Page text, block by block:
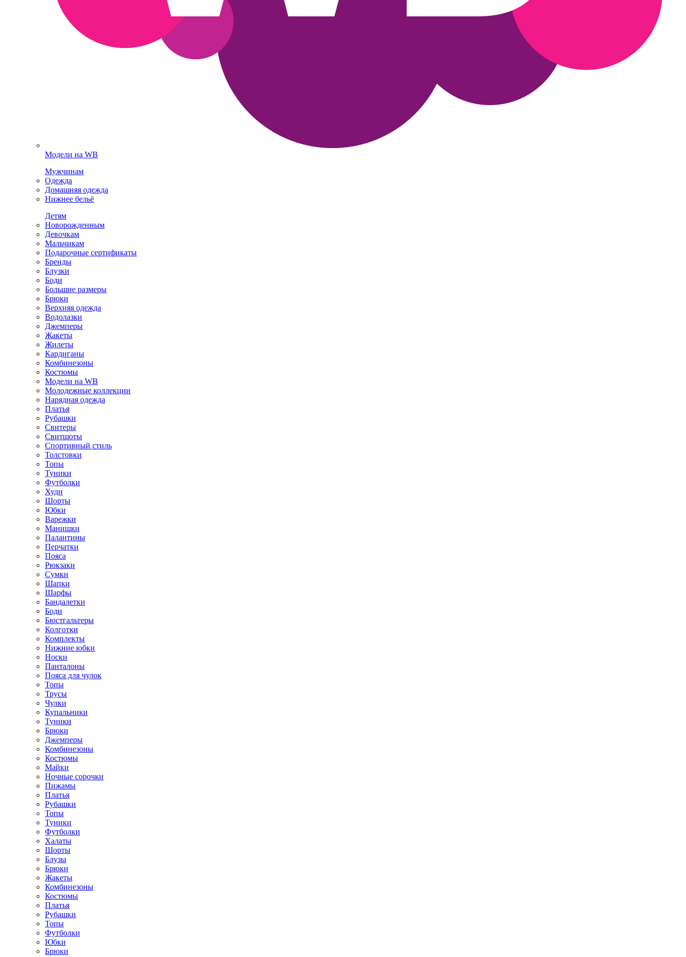
Модели на WB
Мужчинам
Одежда
Домашняя одежда
Нижнее бельё
Детям
Новорожденным
Девочкам
Мальчикам
Подарочные сертификаты
Бренды
Блузки
Боди
Большие размеры
Брюки
Верхняя одежда
Водолазки
Джемперы
Жакеты
Жилеты
Кардиганы
Комбинезоны
Костюмы
Модели на WB
Молодежные коллекции
Нарядная одежда
Платья
Рубашки
Свитеры
Свитшоты
Спортивный стиль
Толстовки
Топы
Туники
Футболки
Худи
Шорты
Юбки
Варежки
Манишки
Палантины
Перчатки
Пояса
Рюкзаки
Сумки
Шапки
Шарфы
Бандалетки
Боди
Бюстгальтеры
Колготки
Комплекты
Нижние юбки
Носки
Панталоны
Поясa для чулок
Топы
Трусы
Чулки
Купальники
Туники
Брюки
Джемперы
Комбинезоны
Костюмы
Майки
Ночные сорочки
Пижамы
Платья
Рубашки
Топы
Туники
Футболки
Халаты
Шорты
Блузы
Брюки
Жакеты
Комбинезоны
Костюмы
Платья
Рубашки
Топы
Футболки
Юбки
Брюки